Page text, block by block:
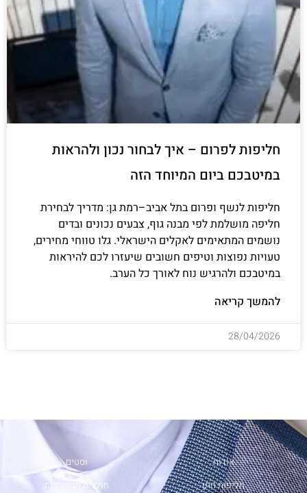
חליפות לפרום – איך לבחור נכון ולהראות
במיטבכם ביום המיוחד הזה
חליפות לנשף ופרום בתל אביב–רמת גן: מדריך לבחירת
חליפה מושלמת לפי מבנה גוף, צבעים נכונים ובדים
נושמים המתאימים לאקלים הישראלי. גלו טווחי מחירים,
טעויות נפוצות וטיפים חשובים שיעזרו לכם להיראות
במיטבכם ולהרגיש נוח לאורך כל הערב.
להמשך קריאה
28/04/2026
אודות
חליפות חתן
וסטים
חולצות מכופתרות